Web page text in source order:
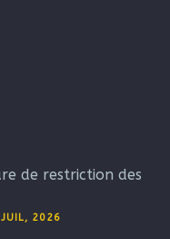
de restriction des
2026